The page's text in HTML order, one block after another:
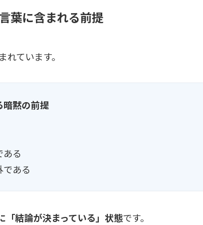
葉に含まれる前提
ています。
暗黙の前提
ある
である
「結論が決まっている」状態です。